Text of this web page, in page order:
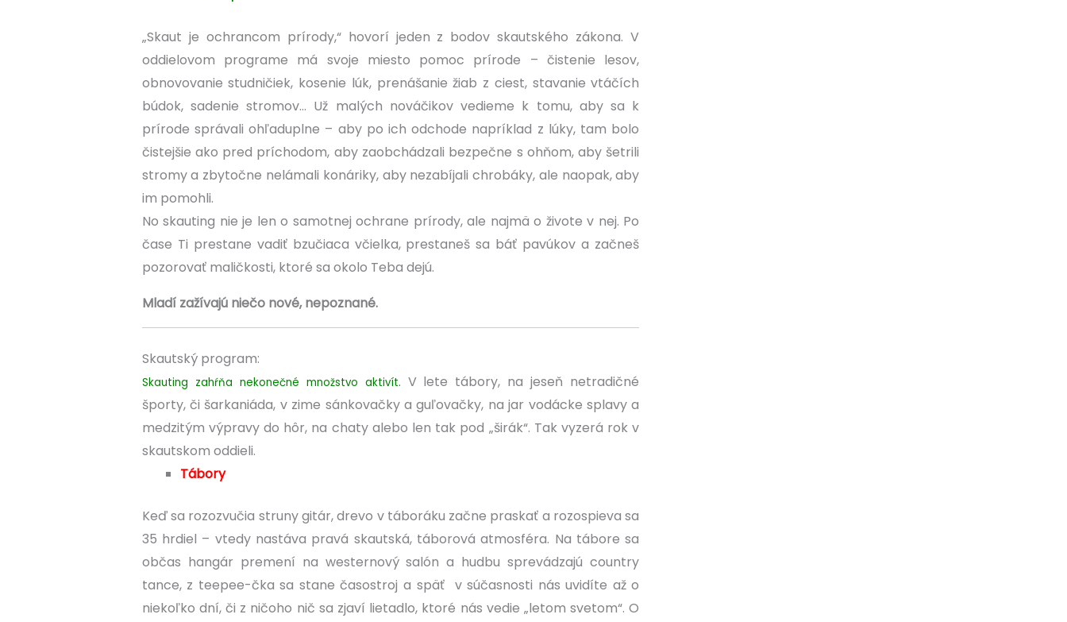
„Skaut je ochrancom prírody,“ hovorí jeden z bodov skautského zákona. V
oddielovom programe má svoje miesto pomoc prírode – čistenie lesov,
obnovovanie studničiek, kosenie lúk, prenášanie žiab z ciest, stavanie vtáčích
búdok, sadenie stromov… Už malých nováčikov vedieme k tomu, aby sa k
prírode správali ohľaduplne – aby po ich odchode napríklad z lúky, tam bolo
čistejšie ako pred príchodom, aby zaobchádzali bezpečne s ohňom, aby šetrili
stromy a zbytočne nelámali konáriky, aby nezabíjali chrobáky, ale naopak, aby
im pomohli.
No skauting nie je len o samotnej ochrane prírody, ale najmä o živote v nej. Po
čase Ti prestane vadiť bzučiaca včielka, prestaneš sa báť pavúkov a začneš
pozorovať maličkosti, ktoré sa okolo Teba dejú.
Mladí zažívajú niečo nové, nepoznané.
Skautský program:
Skauting zahŕňa nekonečné množstvo aktivít. V lete tábory, na jeseň netradičné
športy, či šarkaniáda, v zime sánkovačky a guľovačky, na jar vodácke splavy a
medzitým výpravy do hôr, na chaty alebo len tak pod „širák“. Tak vyzerá rok v
skautskom oddieli.
Tábory
Keď sa rozozvučia struny gitár, drevo v táboráku začne praskať a rozospieva sa
35 hrdiel – vtedy nastáva pravá skautská, táborová atmosféra. Na tábore sa
občas hangár premení na westernový salón a hudbu sprevádzajú country
tance, z teepee-čka sa stane časostroj a späť v súčasnosti nás uvidíte až o
niekoľko dní, či z ničoho nič sa zjaví lietadlo, ktoré nás vedie „letom svetom“. O